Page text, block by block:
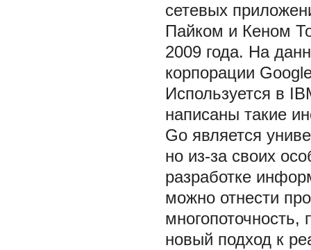
сетевых
Пайком и Кеном
2009 года. На
корпорации
Используется в
написаны такие
Go является
но из-за своих
разработке
можно отнести
новый подход к